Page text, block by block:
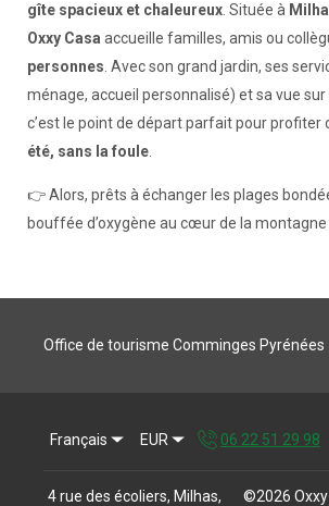
gîte spacieux et chaleureux. Située à
Oxxy Casa accueille familles, amis ou
personnes . Avec son grand jardin, ses
ménage, accueil personnalisé) et sa vue sur
c’est le point de départ parfait pour profiter
été, sans la foule.
👉 Alors, prêts à échanger les plages
bouffée d’oxygène au cœur de la montagne
Office de tourisme Comminges Pyrénées
Français EUR 06 22 51 29 98
4 rue des écoliers, Milhas, ©2026